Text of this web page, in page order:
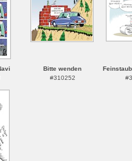
Bitte wenden
#310252